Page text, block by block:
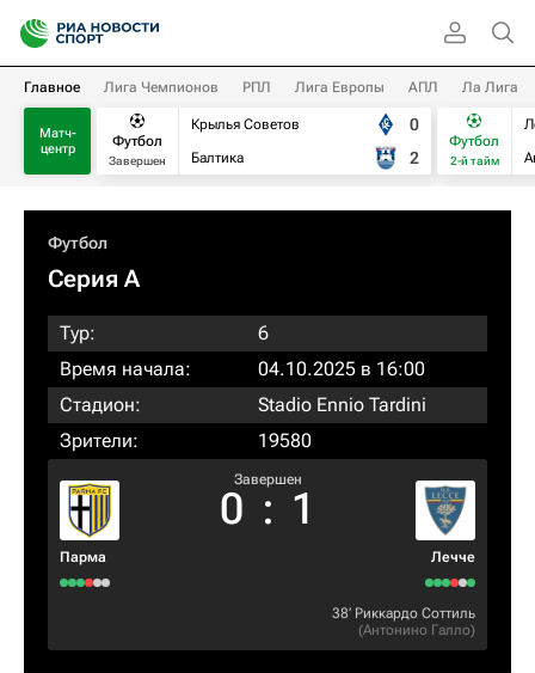
Главное Лига Чемпионов РПЛ Лига Европы АПЛ Ла Лига
Матч-
центр
Футбол
Завершен
Крылья Советов
Балтика
0
2
Футбол
2-й тайм
Футбол
Серия А
Тур:
6
Время начала:
04.10.2025 в 16:00
Стадион:
Stadio Ennio Tardini
Зрители:
19580
Парма
Завершен
0 : 1
Лечче
38‎’‎ Риккардо Соттиль
(Антонино Галло)